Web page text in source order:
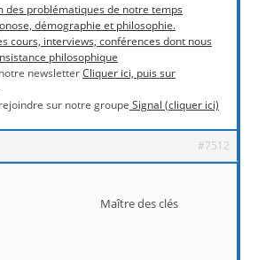
des problématiques de notre temps
démographie et philosophie.
cours, interviews, conférences dont nous
philosophique
newsletterCliquer ici, puis sur
sur notre groupe Signal (cliquer ici)
#7512
Maître des clés